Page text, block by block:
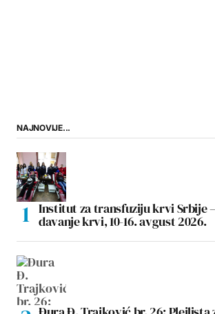
NAJNOVIJE...
Institut za transfuziju krvi Srbije
davanje krvi, 10-16. avgust 2026.